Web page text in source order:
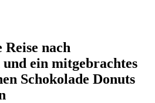
nach
ein mitgebrachtes
Schokolade Donuts